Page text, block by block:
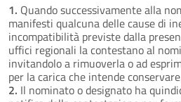
1. Quando successivamente alla
manifesti qualcuna delle cause di
incompatibilità previste dalla
uffici regionali la contestano al
invitandolo a rimuoverla o ad
per la carica che intende
2. Il nominato o designato ha